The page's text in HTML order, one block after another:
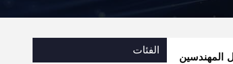
المهندسين
الفئات